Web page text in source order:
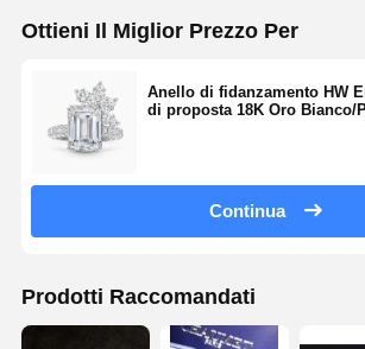
Ottieni Il Miglior Prezzo Per
Anello di fidanzamento HW
di proposta 18K Oro Bianco/
Continua
Prodotti Raccomandati